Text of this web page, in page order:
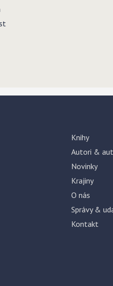
Knihy
Autori &
Novinky
Krajiny
O nás
Správy &
Kontakt